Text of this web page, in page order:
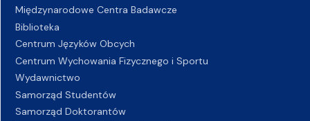
Międzynarodowe Centra Badawcze
Biblioteka
Centrum Języków Obcych
Centrum Wychowania Fizycznego i Sportu
Wydawnictwo
Samorząd Studentów
Samorząd Doktorantów